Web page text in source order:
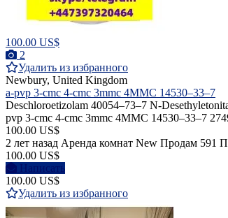
100.00 US$
2
Удалить из избранного
Newbury, United Kingdom
a-pvp 3-cmc 4-cmc 3mmc 4MMC 14530–33–7
Deschloroetizolam 40054–73–7 N-
pvp 3-cmc 4-cmc 3mmc 4MMC 14530–33–7
100.00 US$
2 лет назад Аренда комнат New Продам 591
100.00 US$
Написать
100.00 US$
Удалить из избранного